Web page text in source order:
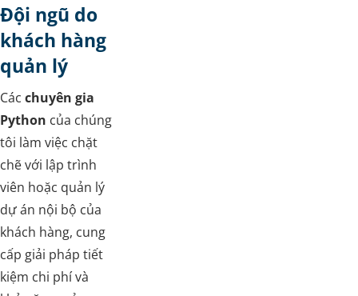
Đội ngũ do
khách hàng
quản lý
Các chuyên gia
Python của chúng
tôi làm việc chặt
chẽ với lập trình
viên hoặc quản lý
dự án nội bộ của
khách hàng, cung
cấp giải pháp tiết
kiệm chi phí và